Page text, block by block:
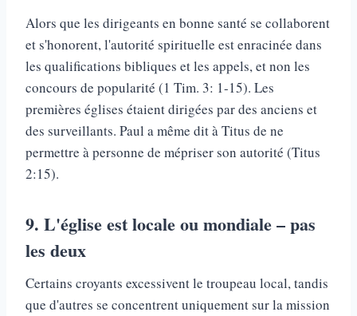
Alors que les dirigeants en bonne santé se collaborent
et s'honorent, l'autorité spirituelle est enracinée dans
les qualifications bibliques et les appels, et non les
concours de popularité (1 Tim. 3: 1-15). Les
premières églises étaient dirigées par des anciens et
des surveillants. Paul a même dit à Titus de ne
permettre à personne de mépriser son autorité (Titus
2:15).
9. L'église est locale ou mondiale – pas
les deux
Certains croyants excessivent le troupeau local, tandis
que d'autres se concentrent uniquement sur la mission